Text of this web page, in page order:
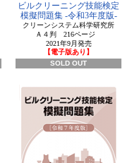
ビルクリーニング技能検定
模擬問題集 -令和3年度版-
クリーンシステム科学研究所
Ａ４判 216ページ
2021年9月発売
【電子版あり】
SOLD OUT